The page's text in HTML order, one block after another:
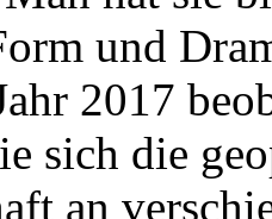
und
2017
sich die
an